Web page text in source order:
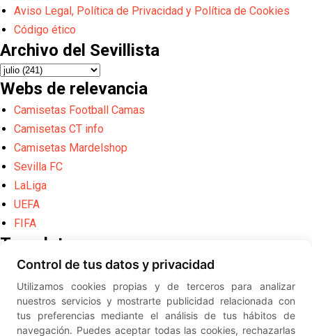
Aviso Legal, Política de Privacidad y Política de Cookies
Código ético
Archivo del Sevillista
Webs de relevancia
Camisetas Football Camas
Camisetas CT info
Camisetas Mardelshop
Sevilla FC
LaLiga
UEFA
FIFA
Translate
Powered by
Translate
Diseño web creado por Erick
© ElSevillista.es - Información sobre
el Sevilla FC, Sevilla Atlético, Sevilla Femenino y su Cantera
Control de tus datos y privacidad
Utilizamos cookies propias y de terceros para analizar
nuestros servicios y mostrarte publicidad relacionada con
tus preferencias mediante el análisis de tus hábitos de
navegación. Puedes aceptar todas las cookies, rechazarlas